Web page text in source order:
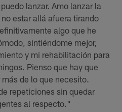
lanzar. Amo lanzar la
estar allá afuera tirando
algo que he
sintiéndome mejor,
y mi rehabilitación para
Pienso que hay que
de lo que necesito.
repeticiones sin quedar
al respecto."